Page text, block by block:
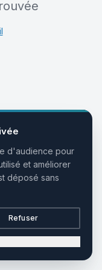
d'audience pour
et améliorer
déposé sans
Refuser